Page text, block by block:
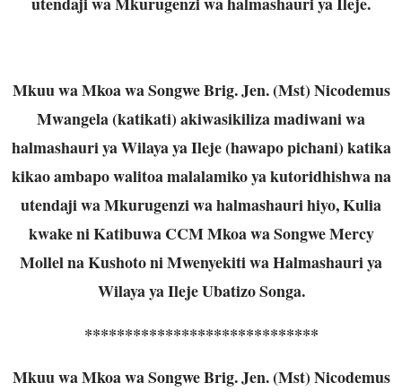
Mkuu wa Mkoa wa Songwe Brig. Jen. (Mst) Nicodemus
Mwangela (katikati) akiwasikiliza madiwani wa
halmashauri ya Wilaya ya Ileje (hawapo pichani) katika
kikao ambapo walitoa malalamiko ya kutoridhishwa na
utendaji wa Mkurugenzi wa halmashauri hiyo, Kulia
kwake ni Katibuwa CCM Mkoa wa Songwe Mercy
Mollel na Kushoto ni Mwenyekiti wa Halmashauri ya
Wilaya ya Ileje Ubatizo Songa.
*****************************
Mkuu wa Mkoa wa Songwe Brig. Jen. (Mst) Nicodemus